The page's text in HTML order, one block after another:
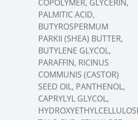
COPOLYMER, GLYCERIN,
PALMITIC ACID,
BUTYROSPERMUM
PARKII (SHEA) BUTTER,
BUTYLENE GLYCOL,
PARAFFIN, RICINUS
COMMUNIS (CASTOR)
SEED OIL, PANTHENOL,
CAPRYLYL GLYCOL,